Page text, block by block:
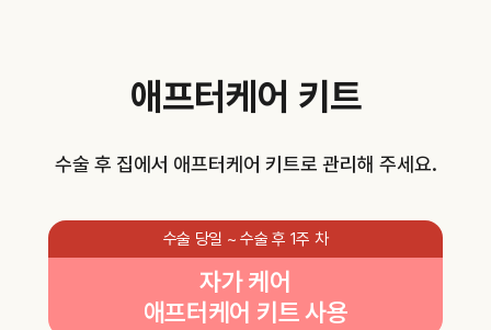
애프터케어 키트
수술 후 집에서 애프터케어 키트로 관리해 주세요.
수술 당일 ~ 수술 후 1주 차
자가 케어
애프터케어 키트 사용